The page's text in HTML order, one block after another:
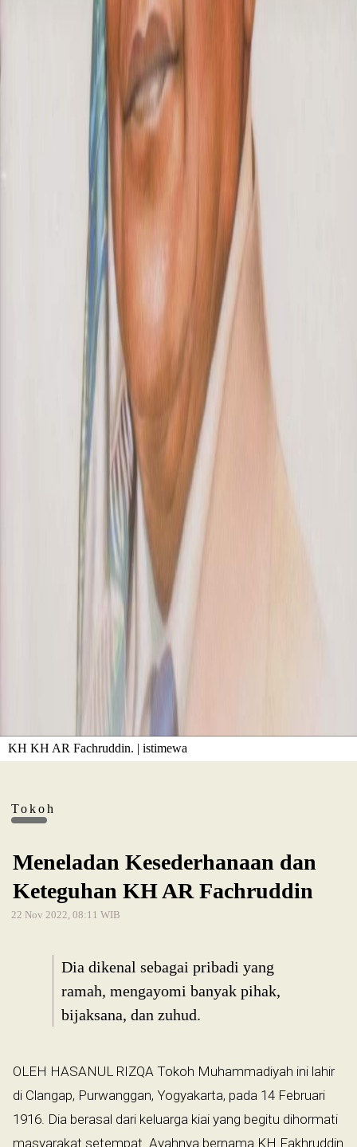
KH KH AR Fachruddin. | istimewa
Tokoh
Meneladan Kesederhanaan dan
Keteguhan KH AR Fachruddin
22 Nov 2022, 08:11 WIB
Dia dikenal sebagai pribadi yang
ramah, mengayomi banyak pihak,
bijaksana, dan zuhud.
OLEH HASANUL RIZQA Tokoh Muhammadiyah ini lahir
di Clangap, Purwanggan, Yogyakarta, pada 14 Februari
1916. Dia berasal dari keluarga kiai yang begitu dihormati
masyarakat setempat. Ayahnya bernama KH Fakhruddin